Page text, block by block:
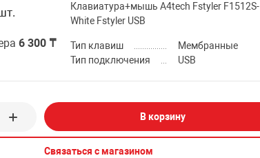
6 300 ₸
Клавиатура+мышь A4tech Fstyler F1512S-
White Fstyler USB
Тип клавиш
Мембранные
Тип подключения
USB
В корзину
Связаться с магазином